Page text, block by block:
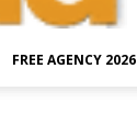
FREE AGENCY 2026